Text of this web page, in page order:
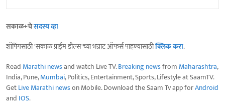
सकाळ+चेसदस्य व्हा
शॉपिंगसाठी 'सकाळ प्राईम डील्स'च्या भन्नाट ऑफर्स पाहण्यासाठीक्लिक करा.
Read Marathi newsand watch Live TV.Breaking newsfrom Maharashtra,
India, Pune,Mumbai, Politics, Entertainment, Sports, Lifestyle at SaamTV.
GetLive Marathi newson Mobile. Download the Saam Tv app forAndroid
and IOS.